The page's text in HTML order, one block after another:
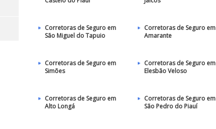
Corretoras de Seguro em
São Miguel do Tapuio
Corretoras de Seguro em
Amarante
Corretoras de Seguro em
Simões
Corretoras de Seguro em
Elesbão Veloso
Corretoras de Seguro em
Alto Longá
Corretoras de Seguro em
São Pedro do Piauí